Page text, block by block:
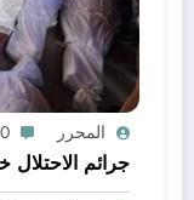
المحرر 0
جرائم الاحتلال